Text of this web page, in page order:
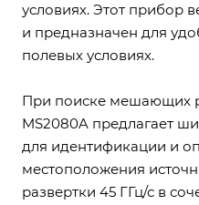
условиях. Этот прибор
и предназначен для
полевых условиях.
При поиске мешающих
MS2080A предлагает
для идентификации и
местоположения
развертки 45 ГГц/с в